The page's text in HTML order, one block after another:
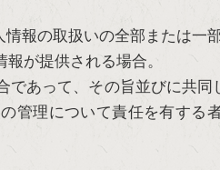
報の取扱いの全部または一
が提供される場合。
あって、その旨並びに共
管理について責任を有する